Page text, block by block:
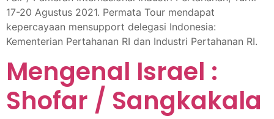
17-20 Agustus 2021. Permata Tour mendapat
kepercayaan mensupport delegasi Indonesia:
Kementerian Pertahanan RI dan Industri Pertahanan RI.
Mengenal Israel :
Shofar / Sangkakala